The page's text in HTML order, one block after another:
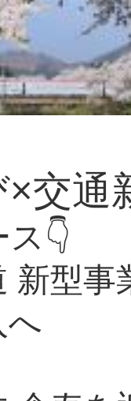
交通
👇
新型
へ